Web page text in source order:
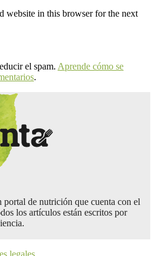
website in this browser for the next
el spam. Aprende cómo se
.
portal de nutrición que cuenta con el
los artículos están escritos por